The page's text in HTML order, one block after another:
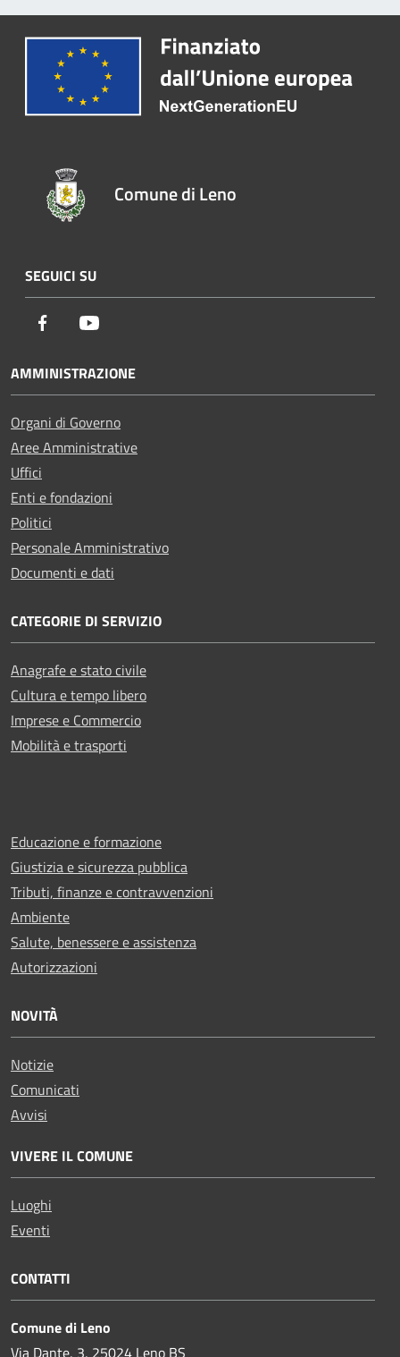
Comune di Leno
SEGUICI SU
Facebook
AMMINISTRAZIONE
Organi di Governo
Aree Amministrative
Uffici
Enti e fondazioni
Politici
Personale Amministrativo
Documenti e dati
CATEGORIE DI SERVIZIO
Anagrafe e stato civile
Cultura e tempo libero
Imprese e Commercio
Mobilità e trasporti
Educazione e formazione
Giustizia e sicurezza pubblica
Tributi, finanze e contravvenzioni
Ambiente
Salute, benessere e assistenza
Autorizzazioni
NOVITÀ
Notizie
Comunicati
Avvisi
VIVERE IL COMUNE
Luoghi
Eventi
CONTATTI
Comune di Leno
Via Dante, 3, 25024 Leno BS